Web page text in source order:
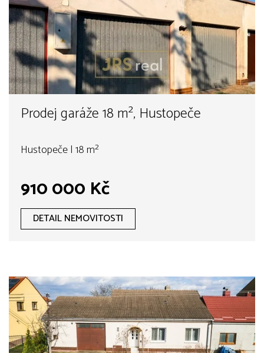
Prodej garáže 18 m², Hustopeče
Hustopeče | 18 m²
910 000 Kč
DETAIL NEMOVITOSTI